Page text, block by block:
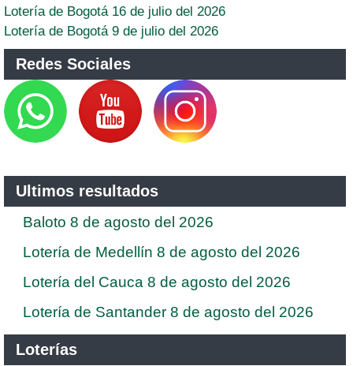
Lotería de Bogotá 16 de julio del 2026
Lotería de Bogotá 9 de julio del 2026
Redes Sociales
Ultimos resultados
Baloto 8 de agosto del 2026
Lotería de Medellín 8 de agosto del 2026
Lotería del Cauca 8 de agosto del 2026
Lotería de Santander 8 de agosto del 2026
Loterías